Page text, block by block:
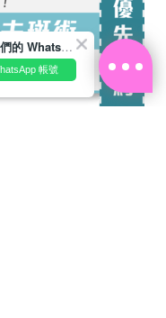
歡迎訂閱我們的 WhatsApp Business 帳號
帳號